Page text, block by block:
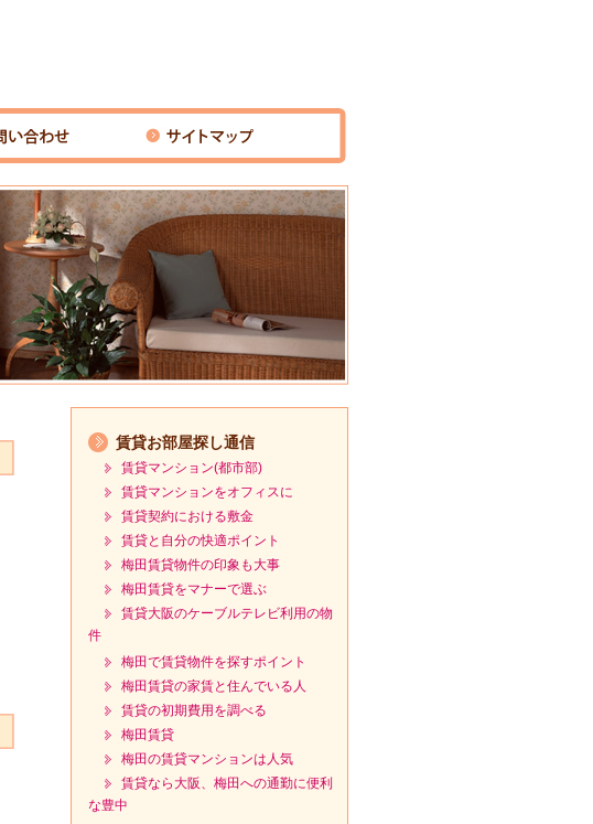
賃貸お部屋探し通信
賃貸マンション(都市部)
賃貸マンションをオフィスに
賃貸契約における敷金
賃貸と自分の快適ポイント
梅田賃貸物件の印象も大事
梅田賃貸をマナーで選ぶ
賃貸大阪のケーブルテレビ利用の物
件
梅田で賃貸物件を探すポイント
梅田賃貸の家賃と住んでいる人
賃貸の初期費用を調べる
梅田賃貸
梅田の賃貸マンションは人気
賃貸なら大阪、梅田への通勤に便利
な豊中